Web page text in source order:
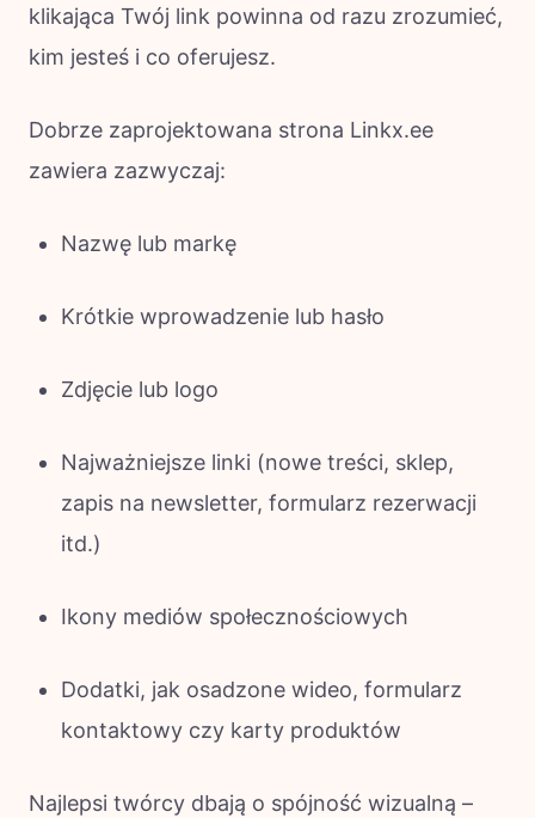
klikająca Twój link powinna od razu zrozumieć,
kim jesteś i co oferujesz.
Dobrze zaprojektowana strona Linkx.ee
zawiera zazwyczaj:
Nazwę lub markę
Krótkie wprowadzenie lub hasło
Zdjęcie lub logo
Najważniejsze linki (nowe treści, sklep,
zapis na newsletter, formularz rezerwacji
itd.)
Ikony mediów społecznościowych
Dodatki, jak osadzone wideo, formularz
kontaktowy czy karty produktów
Najlepsi twórcy dbają o spójność wizualną –